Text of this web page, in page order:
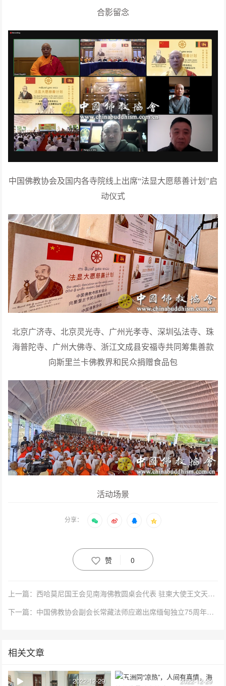
合影留念
中国佛教协会及国内各寺院线上出席“法显大愿慈善计划”启
动仪式
北京广济寺、北京灵光寺、广州光孝寺、深圳弘法寺、珠
海普陀寺、广州大佛寺、浙江文成县安福寺共同筹集善款
向斯里兰卡佛教界和民众捐赠食品包
活动场景
分享：
赞 0
上一篇：西哈莫尼国王会见南海佛教圆桌会代表 驻柬大使王文天出席论坛并致辞
下一篇：中国佛教协会副会长常藏法师应邀出席缅甸独立75周年庆祝活动
相关文章
2022-12-29 2022-12-29